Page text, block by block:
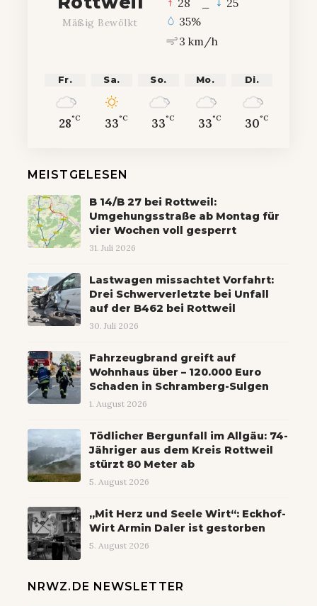
Mäßig Bewölkt
35%
3 km/h
Fr.
28°C
Sa.
33°C
So.
33°C
Mo.
33°C
Di.
30°C
MEISTGELESEN
B 14/B 27 bei Rottweil:
Umgehungsstraße ab Montag für
vier Wochen voll gesperrt
31. Juli 2026
Lastwagen missachtet Vorfahrt:
Drei Schwerverletzte bei Unfall
auf der B462 bei Rottweil
30. Juli 2026
Fahrzeugbrand greift auf
Wohnhaus über – 120.000 Euro
Schaden in Schramberg-Sulgen
1. August 2026
Tödlicher Bergunfall im Allgäu: 74-
Jähriger aus dem Kreis Rottweil
stürzt 80 Meter ab
5. August 2026
„Mit Herz und Seele Wirt“: Eckhof-
Wirt Armin Daler ist gestorben
5. August 2026
NRWZ.DE NEWSLETTER